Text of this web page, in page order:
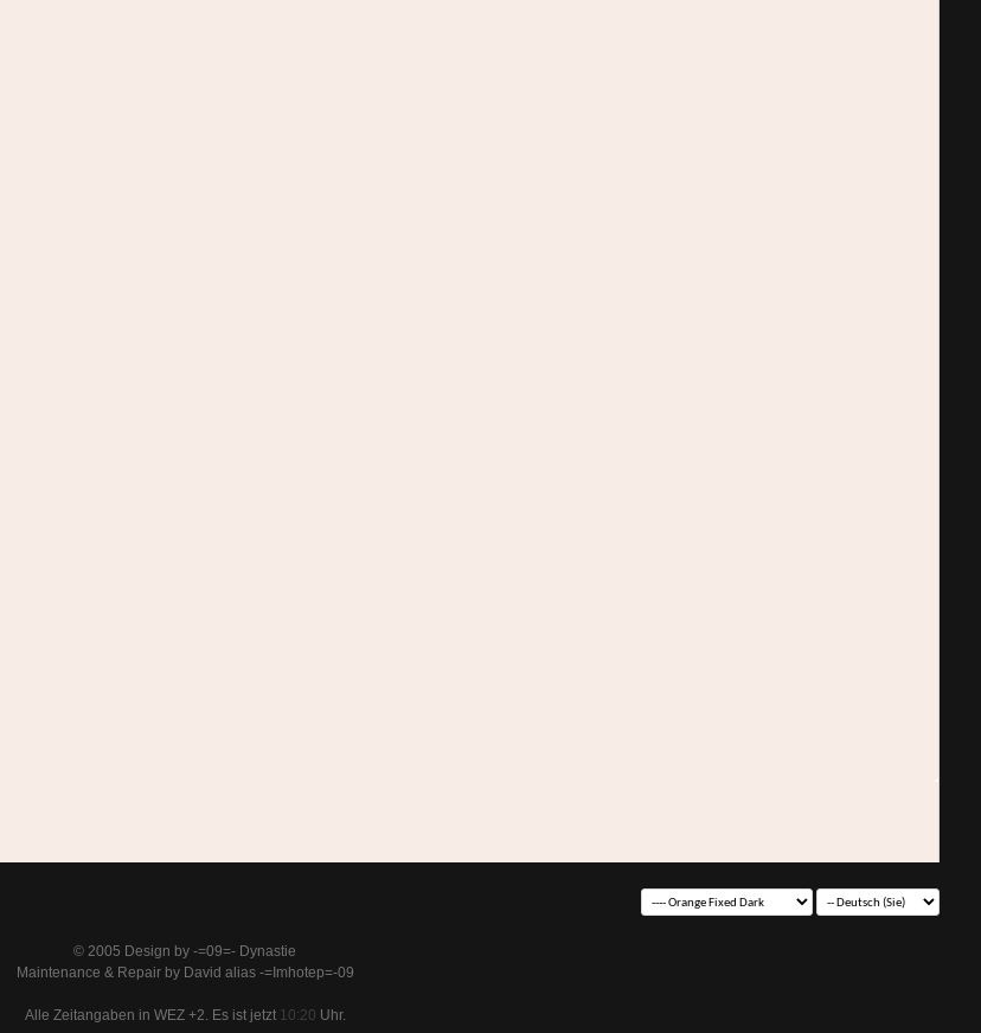
© 2005 Design by -=09=- Dynastie
Maintenance & Repair by David alias -=Imhotep=-09
Alle Zeitangaben in WEZ +2. Es ist jetzt 10:20 Uhr.